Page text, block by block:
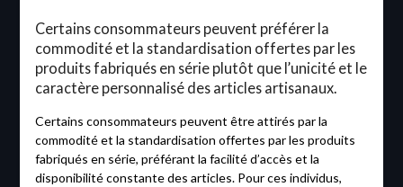
Certains consommateurs peuvent préférer la
commodité et la standardisation offertes par les
produits fabriqués en série plutôt que l’unicité et le
caractère personnalisé des articles artisanaux.
Certains consommateurs peuvent être attirés par la
commodité et la standardisation offertes par les produits
fabriqués en série, préférant la facilité d’accès et la
disponibilité constante des articles. Pour ces individus,